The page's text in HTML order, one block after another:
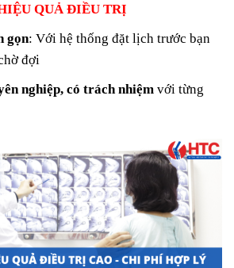
QUẢ ĐIỀU TRỊ
gọn: Với hệ thống đặt lịch trước bạn
đợi
nghiệp, có trách nhiệm với từng